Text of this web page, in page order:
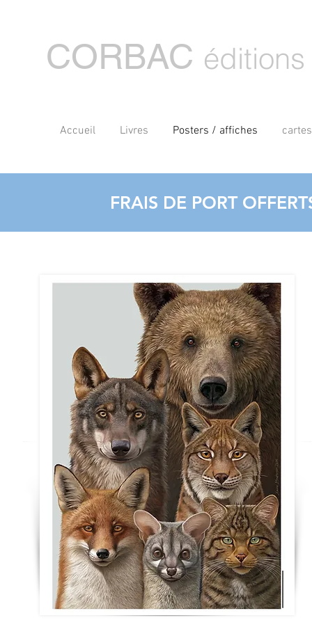
CORBAC éditions
Accueil Livres Posters / affiches
FRAIS DE PORT